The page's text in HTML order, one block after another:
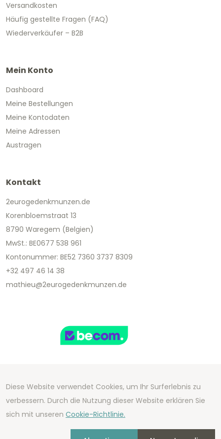
Versandkosten
Häufig gestellte Fragen (FAQ)
Wiederverkäufer – B2B
Mein Konto
Dashboard
Meine Bestellungen
Meine Kontodaten
Meine Adressen
Austragen
Kontakt
2eurogedenkmunzen.de
Korenbloemstraat 13
8790 Waregem (Belgien)
MwSt.: BE0677 538 961
Kontonummer: BE52 7360 3737 8309
+32 497 46 14 38
mathieu@2eurogedenkmunzen.de
Copyright 2026 We Can Do Better Online BV
Development by2mprove- Content by
2eurogedenkmunzen.de
Diese Website verwendet Cookies, um Ihr Surferlebnis zu
verbessern. Durch die Nutzung dieser Website erklären Sie
sich mit unseren Cookie-Richtlinie.